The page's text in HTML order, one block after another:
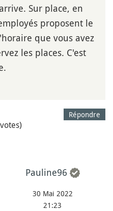
Sur place, en
proposent le
que vous avez
les places. C'est
Répondre
Pauline96
30 Mai 2022
21:23